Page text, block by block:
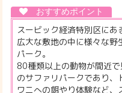
スービック経済特別区にあ
広大な敷地の中に様々な野
パーク。
80種類以上の動物が間近
のサファリパークであり、
ワニへの餌やり体験など、